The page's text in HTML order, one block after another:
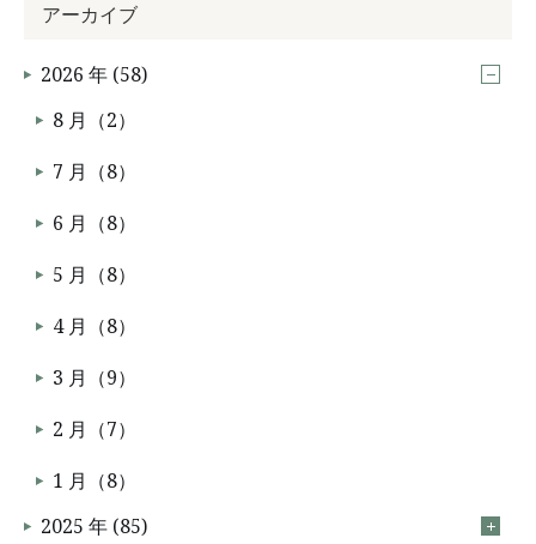
アーカイブ
2026 年 (58)
8 月（2）
7 月（8）
6 月（8）
5 月（8）
4 月（8）
3 月（9）
2 月（7）
1 月（8）
2025 年 (85)